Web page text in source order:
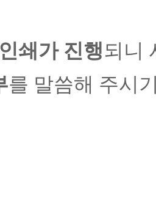
쇄가 진행되니
를 말씀해 주시